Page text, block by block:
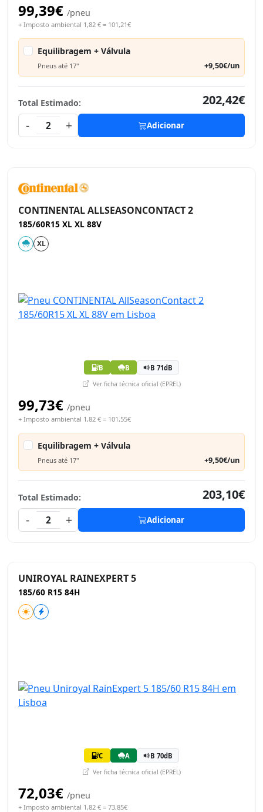
99,39€ /pneu
+ Imposto ambiental 1,82 € = 101,21€
Equilibragem + Válvula
Pneus até 17" +9,50€/un
Total Estimado:
202,42€
-
2 + Adicionar
CONTINENTAL ALLSEASONCONTACT 2
185/60R15 XL XL 88V
XL
B B B 71dB
Ver ficha técnica oficial (EPREL)
99,73€ /pneu
+ Imposto ambiental 1,82 € = 101,55€
Equilibragem + Válvula
Pneus até 17" +9,50€/un
Total Estimado:
203,10€
-
2 + Adicionar
UNIROYAL RAINEXPERT 5
185/60 R15 84H
C A B 70dB
Ver ficha técnica oficial (EPREL)
72,03€ /pneu
+ Imposto ambiental 1,82 € = 73,85€